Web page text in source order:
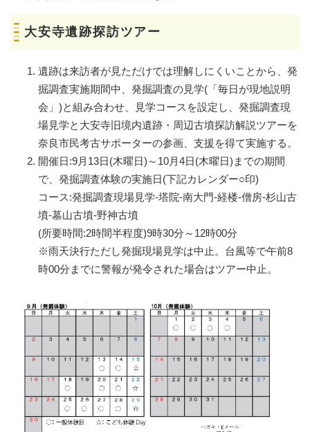
大安寺遺跡探訪ツアー
遺跡は来訪者が見ただけでは理解しにくいことから、発
掘調査実施期間中、発掘調査の見学(「毎日が現地説明
会」)と組み合わせ、見学コースを設定し、発掘調査現
場見学と大安寺旧境内遺跡・周辺古墳探訪解説ツアーを
奈良市民考古サポーターの参画、支援を得て実施する。
開催日:9月13日(木曜日)～10月4日(木曜日)までの期間
で、発掘調査体験の実施日(下記カレンダー○印)
コース:発掘調査現場見学-塔院-南大門-経楼-僧房-杉山古
墳-墓山古墳-野神古墳
(所要時間:2時間半程度)9時30分～12時00分
※雨天決行ただし発掘現場見学は中止。台風等で午前8
時00分までに警報が発令された場合はツアー中止。